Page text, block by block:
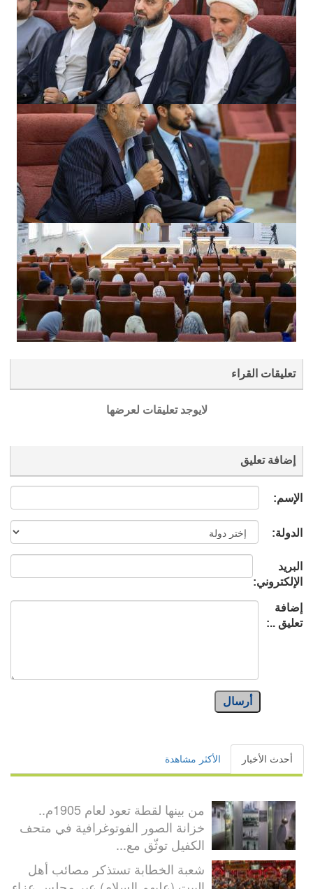
تعليقات القراء
لايوجد تعليقات لعرضها
إضافة تعليق
الإسم:
الدولة:
البريد
الإلكتروني:
إضافة
تعليق ..:
أرسال
أحدث الأخبار الأكثر مشاهدة
من بينها لقطة تعود لعام 1905م..
خزانة الصور الفوتوغرافية في متحف
الكفيل توثّق مع...
شعبة الخطابة تستذكر مصائب أهل